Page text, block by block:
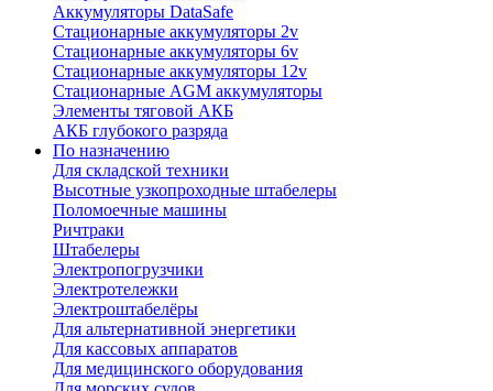
Аккумуляторы DataSafe
Стационарные аккумуляторы 2v
Стационарные аккумуляторы 6v
Стационарные аккумуляторы 12v
Стационарные AGM аккумуляторы
Элементы тяговой АКБ
АКБ глубокого разряда
По назначению
Для складской техники
Высотные узкопроходные штабелеры
Поломоечные машины
Ричтраки
Штабелеры
Электропогрузчики
Электротележки
Электроштабелёры
Для альтернативной энергетики
Для кассовых аппаратов
Для медицинского оборудования